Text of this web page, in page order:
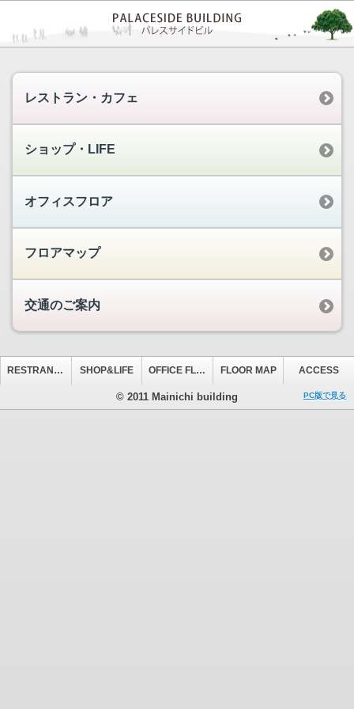
レストラン・カフェ
ショップ・LIFE
オフィスフロア
フロアマップ
交通のご案内
RESTRANT&CAFE SHOP&LIFE OFFICE FLOOR FLOOR MAP ACCESS
© 2011 Mainichi building PC版で見る